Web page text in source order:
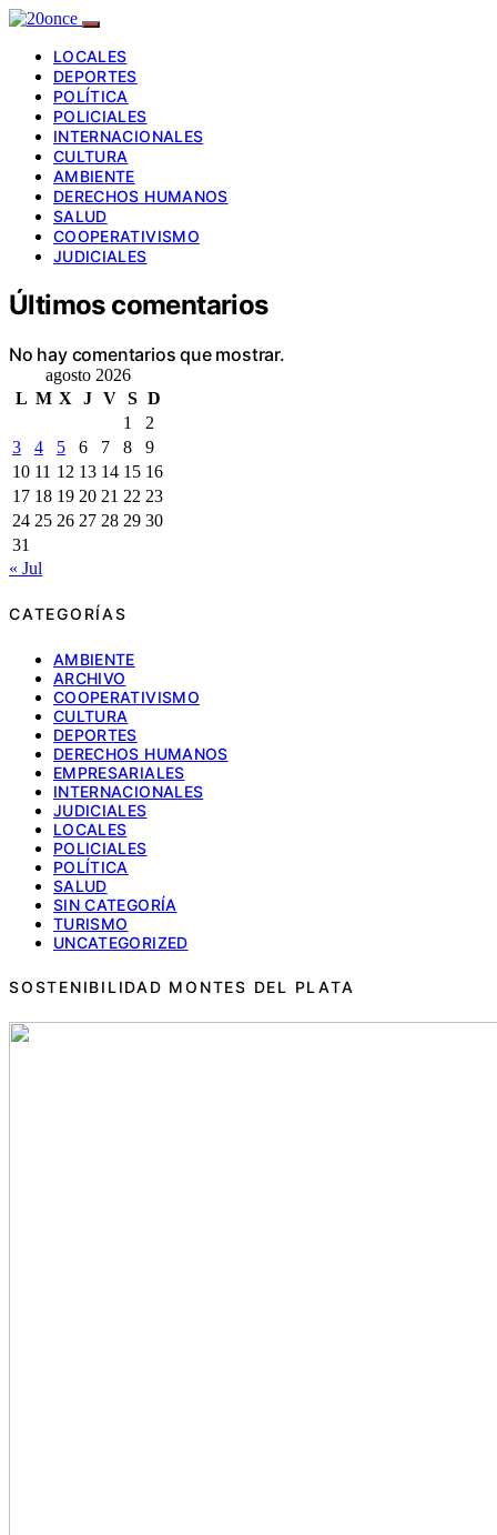
LOCALES
DEPORTES
POLÍTICA
POLICIALES
INTERNACIONALES
CULTURA
AMBIENTE
DERECHOS HUMANOS
SALUD
COOPERATIVISMO
JUDICIALES
Últimos comentarios
No hay comentarios que mostrar.
agosto 2026
L M X J V S D
1
2
3
4 5 6 7 8
9
10 11 12 13 14 15 16
17 18 19 20 21 22 23
24 25 26 27 28 29 30
31
« Jul
CATEGORÍAS
AMBIENTE
ARCHIVO
COOPERATIVISMO
CULTURA
DEPORTES
DERECHOS HUMANOS
EMPRESARIALES
INTERNACIONALES
JUDICIALES
LOCALES
POLICIALES
POLÍTICA
SALUD
SIN CATEGORÍA
TURISMO
UNCATEGORIZED
SOSTENIBILIDAD MONTES DEL PLATA